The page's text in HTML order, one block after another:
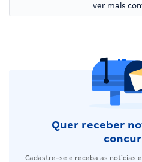
ver mais
Quer receber
Cadastre-se e receba as notícias